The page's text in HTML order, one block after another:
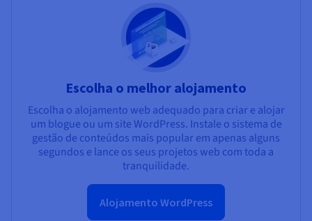
Escolha o melhor alojamento
Escolha o alojamento web adequado para criar e alojar
um blogue ou um site WordPress. Instale o sistema de
gestão de conteúdos mais popular em apenas alguns
segundos e lance os seus projetos web com toda a
tranquilidade.
Alojamento WordPress